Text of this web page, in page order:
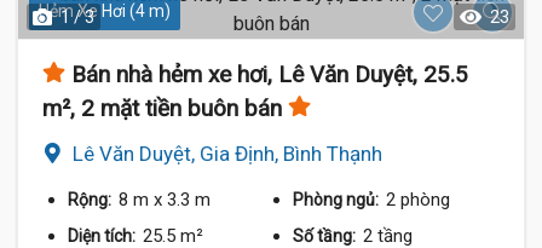
Hẻm Xe Hơi (4 m)
1 / 3 23
Bán nhà hẻm xe hơi, Lê Văn Duyệt, 25.5
m², 2 mặt tiền buôn bán
Lê Văn Duyệt, Gia Định, Bình Thạnh
Rộng: 8 m x 3.3 m Phòng ngủ: 2 phòng
Diện tích: 25.5 m² Số tầng: 2 tầng